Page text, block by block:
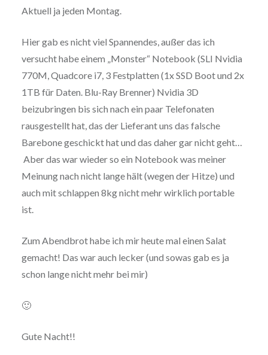
Aktuell ja jeden Montag.
Hier gab es nicht viel Spannendes, außer das ich
versucht habe einem „Monster“ Notebook (SLI Nvidia
770M, Quadcore i7, 3 Festplatten (1x SSD Boot und 2x
1TB für Daten. Blu-Ray Brenner) Nvidia 3D
beizubringen bis sich nach ein paar Telefonaten
rausgestellt hat, das der Lieferant uns das falsche
Barebone geschickt hat und das daher gar nicht geht…
Aber das war wieder so ein Notebook was meiner
Meinung nach nicht lange hält (wegen der Hitze) und
auch mit schlappen 8kg nicht mehr wirklich portable
ist.
Zum Abendbrot habe ich mir heute mal einen Salat
gemacht! Das war auch lecker (und sowas gab es ja
schon lange nicht mehr bei mir)
🙂
Gute Nacht!!